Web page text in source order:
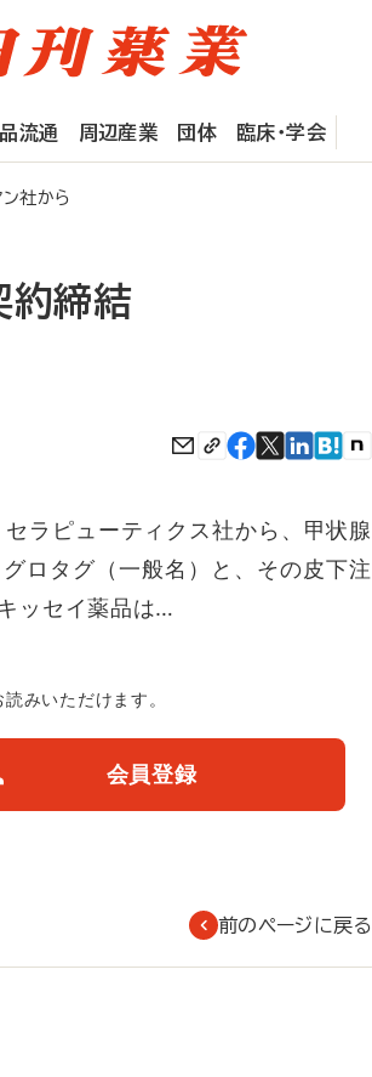
流通 周辺産業 団体 臨床・学会
社から
約締結
ラピューティクス社から、甲状腺
ロタグ（一般名）と、その皮下注
ッセイ薬品は…
みいただけます。
会員登録
前のページに戻る